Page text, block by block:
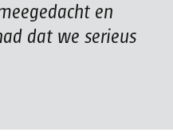
en
dat we serieus